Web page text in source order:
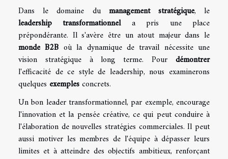
Dans le domaine du management stratégique, le
leadership transformationnela pris une place
prépondérante. Il s'avère être un atout majeur dans le
monde B2B où la dynamique de travail nécessite une
vision stratégique à long terme. Pour démontrer
l'efficacité de ce style de leadership, nous examinerons
quelques exemplesconcrets.
Un bon leader transformationnel, par exemple, encourage
l'innovation et la pensée créative, ce qui peut conduire à
l'élaboration de nouvelles stratégies commerciales. Il peut
aussi motiver les membres de l'équipe à dépasser leurs
limites et à atteindre des objectifs ambitieux, renforçant